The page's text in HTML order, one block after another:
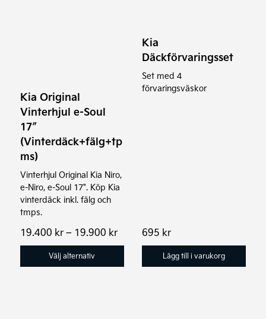
Kia Original
Vinterhjul e-Soul
17″
(Vinterdäck+fälg+tp
ms)
Vinterhjul Original Kia Niro,
e-Niro, e-Soul 17". Köp Kia
vinterdäck inkl. fälg och
tmps.
19.400 kr– 19.900 krPrisintervall:
19.400 kr
19.900 kr
Välj alternativ
kan
väljas
på
produktsidan
Kia
Däckförvaringsset
Set med 4
förvaringsväskor
695 kr
Lägg till i varukorg